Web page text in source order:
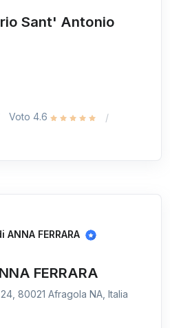
Sant' Antonio
Voto 4.6
FERRARA
FERRARA
80021 Afragola NA, Italia